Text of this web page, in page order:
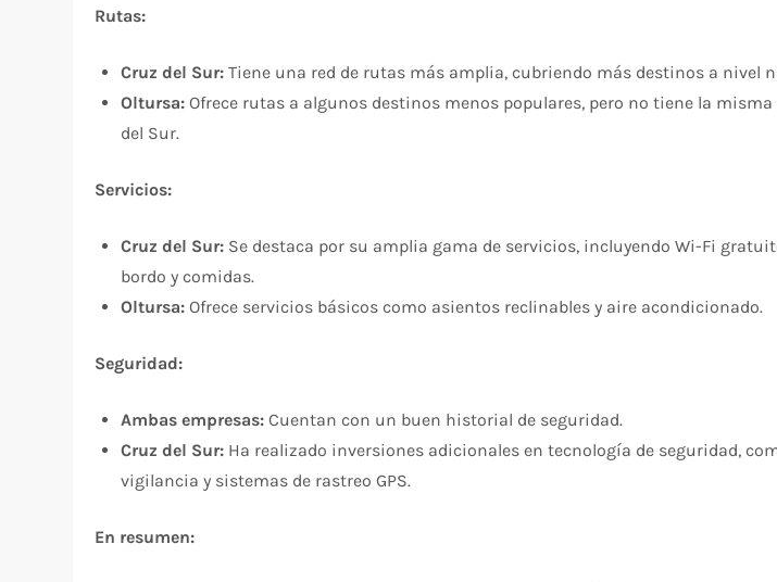
Rutas:
Cruz del Sur: Tiene una red de rutas más amplia, cubriendo más destinos a nivel
Oltursa: Ofrece rutas a algunos destinos menos populares, pero no tiene la
del Sur.
Servicios:
Cruz del Sur: Se destaca por su amplia gama de servicios, incluyendo Wi-Fi
bordo y comidas.
Oltursa: Ofrece servicios básicos como asientos reclinables y aire acondicionado.
Seguridad:
Ambas empresas: Cuentan con un buen historial de seguridad.
Cruz del Sur: Ha realizado inversiones adicionales en tecnología de seguridad,
vigilancia y sistemas de rastreo GPS.
En resumen: